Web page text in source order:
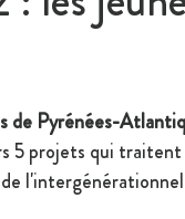
de Pyrénées-
5 projets qui